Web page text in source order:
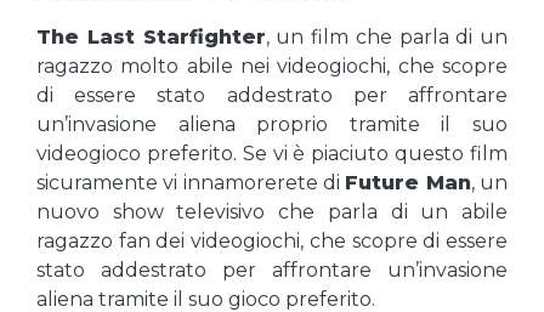
The Last Starfighter, un film che parla di un
ragazzo molto abile nei videogiochi, che scopre
di essere stato addestrato per affrontare
un’invasione aliena proprio tramite il suo
videogioco preferito. Se vi è piaciuto questo film
sicuramente vi innamorerete di Future Man, un
nuovo show televisivo che parla di un abile
ragazzo fan dei videogiochi, che scopre di essere
stato addestrato per affrontare un’invasione
aliena tramite il suo gioco preferito.